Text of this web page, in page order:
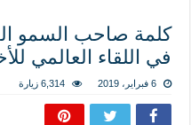
كلمة صاحب السمو
في اللقاء العالمي
6 فبراير، 2019 6,314 زيارة